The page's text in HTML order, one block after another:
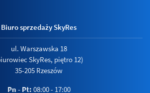
Biuro sprzedaży SkyRes
ul. Warszawska 18
SkyRes, piętro 12)
35-205 Rzeszów
Pn - Pt: 08:00 - 17:00